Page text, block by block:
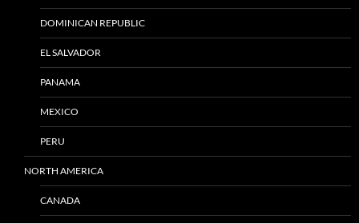
DOMINICAN REPUBLIC
EL SALVADOR
PANAMA
MEXICO
PERU
NORTH AMERICA
CANADA